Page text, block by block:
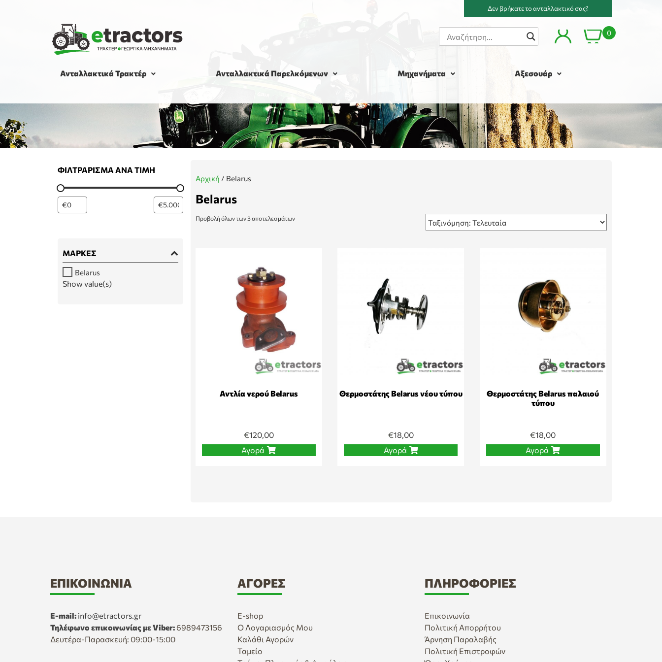
Δεν βρήκατε το ανταλλακτικό σας?
0
Ανταλλακτικά Τρακτέρ Ανταλλακτικά Παρελκόμενων Μηχανήματα Αξεσουάρ
ΦΙΛΤΡΆΡΙΣΜΑ ΑΝΆ ΤΙΜΉ
ΜΆΡΚΕΣ
Belarus
Show value(s)
Αρχική / Belarus
Belarus
Προβολή όλων των 3 αποτελεσμάτων
Αντλία νερού Belarus
€120,00
Αγορά
Θερμοστάτης Belarus νέου τύπου
€18,00
Αγορά
Θερμοστάτης Belarus παλαιού
τύπου
€18,00
Αγορά
ΕΠΙΚΟΙΝΩΝΊΑ
E-mail: info@etractors.gr
Τηλέφωνο επικοινωνίας με Viber: 6989473156
Δευτέρα-Παρασκευή: 09:00-15:00
ΑΓΟΡΈΣ
E-shop
Ο Λογαριασμός Μου
Καλάθι Αγορών
Ταμείο
ΠΛΗΡΟΦΟΡΊΕΣ
Επικοινωνία
Πολιτική Απορρήτου
Άρνηση Παραλαβής
Πολιτική Επιστροφών